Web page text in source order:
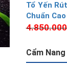
Tổ Yến
Chuẩn
Cẩm Nang